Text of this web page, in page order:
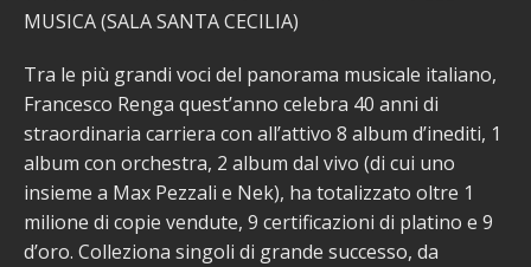
MUSICA (SALA SANTA CECILIA)
Tra le più grandi voci del panorama musicale italiano,
Francesco Renga quest’anno celebra 40 anni di
straordinaria carriera con all’attivo 8 album d’inediti, 1
album con orchestra, 2 album dal vivo (di cui uno
insieme a Max Pezzali e Nek), ha totalizzato oltre 1
milione di copie vendute, 9 certificazioni di platino e 9
d’oro. Colleziona singoli di grande successo, da